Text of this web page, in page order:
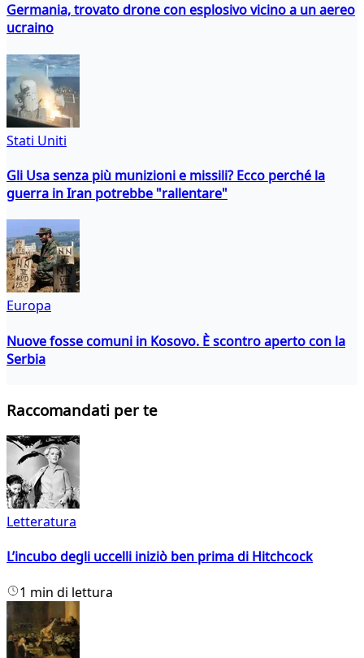
Germania, trovato drone con esplosivo vicino a un aereo
ucraino
Stati Uniti
Gli Usa senza più munizioni e missili? Ecco perché la
guerra in Iran potrebbe "rallentare"
Europa
Nuove fosse comuni in Kosovo. È scontro aperto con la
Serbia
Raccomandati per te
Letteratura
L’incubo degli uccelli iniziò ben prima di Hitchcock
1 min di lettura